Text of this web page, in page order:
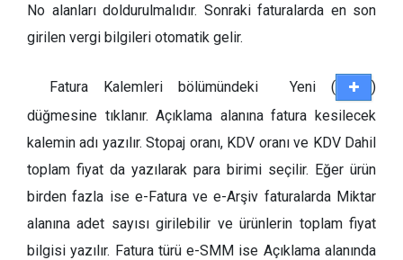
No alanları doldurulmalıdır. Sonraki faturalarda en son
girilen vergi bilgileri otomatik gelir.
Fatura Kalemleri bölümündeki Yeni (
)
düğmesine tıklanır. Açıklama alanına fatura kesilecek
kalemin adı yazılır. Stopaj oranı, KDV oranı ve KDV Dahil
toplam fiyat da yazılarak para birimi seçilir. Eğer ürün
birden fazla ise e-Fatura ve e-Arşiv faturalarda Miktar
alanına adet sayısı girilebilir ve ürünlerin toplam fiyat
bilgisi yazılır. Fatura türü e-SMM ise Açıklama alanında